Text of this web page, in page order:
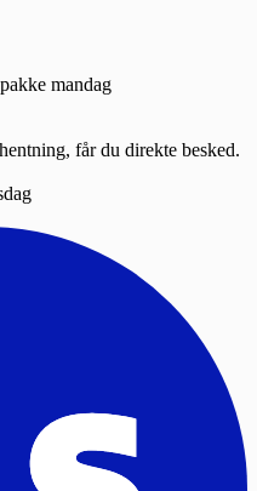
mandag
får du direkte besked.